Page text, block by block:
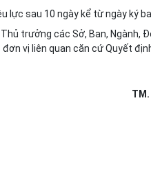
lực sau 10 ngày kể từ ngày ký
trưởng các Sở, Ban, Ngành,
vị liên quan căn cứ Quyết
TM.